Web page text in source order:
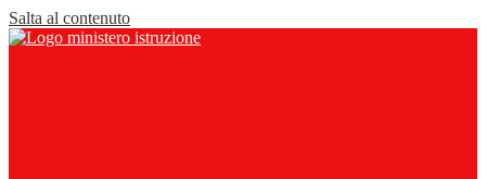
Salta al contenuto